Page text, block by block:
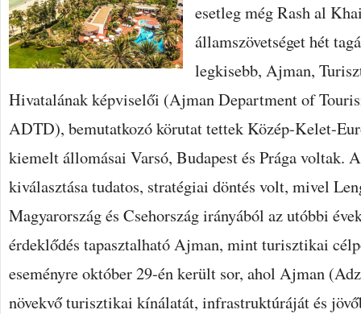
esetleg még Rash al
államszövetséget hét
legkisebb, Ajman,
Hivatalának képviselői (Ajman Department of
ADTD), bemutatkozó körutat tettek Közép-Kelet-
kiemelt állomásai Varsó, Budapest és Prága voltak.
kiválasztása tudatos, stratégiai döntés volt, mivel
Magyarország és Csehország irányából az utóbbi
érdeklődés tapasztalható Ajman, mint turisztikai
eseményre október 29-én került sor, ahol Ajman
növekvő turisztikai kínálatát, infrastruktúráját és